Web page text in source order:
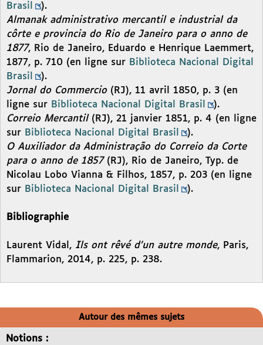
Brasil
).
Almanak administrativo mercantil e industrial da
côrte e provincia do Rio de Janeiro para o anno de
1877, Rio de Janeiro, Eduardo e Henrique Laemmert,
1877, p. 710 (en ligne sur Biblioteca Nacional Digital
Brasil
).
Jornal do Commercio(RJ), 11 avril 1850, p. 3 (en
ligne sur Biblioteca Nacional Digital Brasil
).
Correio Mercantil(RJ), 21 janvier 1851, p. 4 (en ligne
sur Biblioteca Nacional Digital Brasil
).
O Auxiliador da Administração do Correio da Corte
para o anno de 1857(RJ), Rio de Janeiro, Typ. de
Nicolau Lobo Vianna & Filhos, 1857, p. 203 (en ligne
sur Biblioteca Nacional Digital Brasil ).
Bibliographie
Laurent Vidal, Ils ont rêvé d’un autre monde, Paris,
Flammarion, 2014, p. 225, p. 238.
Autour des mêmes sujets
Notions :